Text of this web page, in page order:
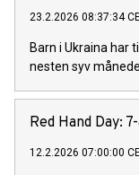
23.2.2026 08:37:34
Barn i Ukraina har
nesten syv
Red Hand Day:
12.2.2026 07:00:00